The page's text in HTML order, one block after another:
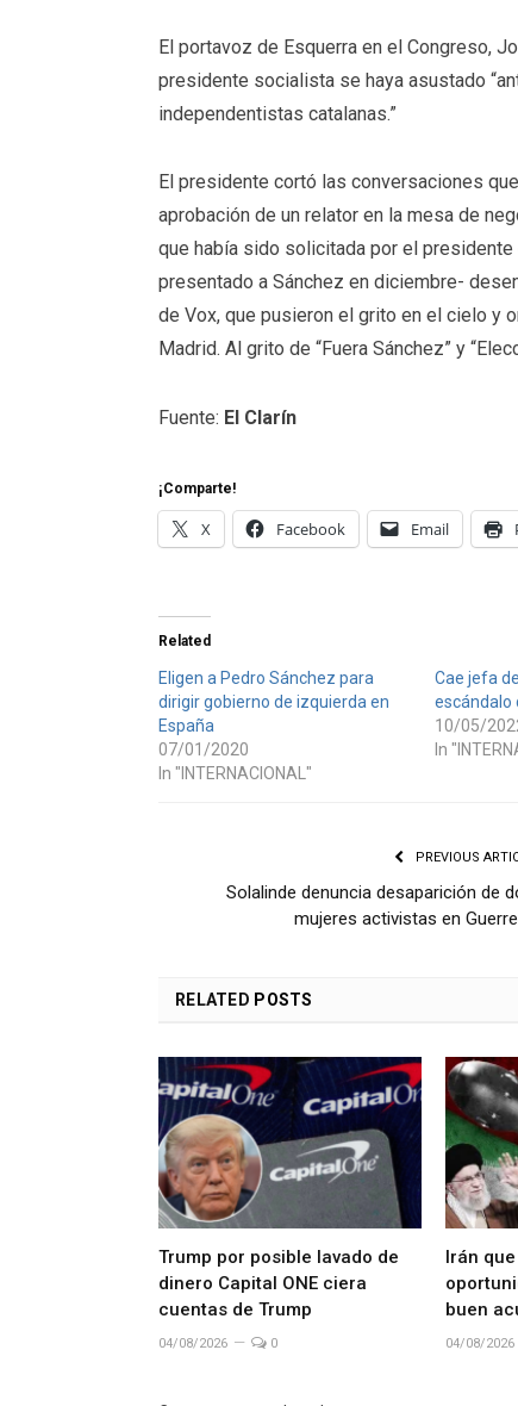
El portavoz de Esquerra en el Congreso,
presidente socialista se haya asustado
independentistas catalanas.”
El presidente cortó las conversaciones
aprobación de un relator en la mesa de
que había sido solicitada por el presidente
presentado a Sánchez en diciembre-
de Vox, que pusieron el grito en el cielo y
Madrid. Al grito de “Fuera Sánchez” y
Fuente: El Clarín
¡Comparte!
X Facebook Email
Related
Eligen a Pedro Sánchez para
dirigir gobierno de izquierda en
España
07/01/2020
In "INTERNACIONAL"
Cae jefa
escándalo
10/05/
In
PREVIOUS
Solalinde denuncia desaparición de
mujeres activistas en
RELATED POSTS
Trump por posible lavado de
dinero Capital ONE ciera
cuentas de Trump
04/08/2026 0
Irán
buen
04/08/2026